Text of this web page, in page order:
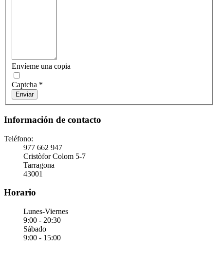
Envíeme una copia
Captcha *
Enviar
Información de contacto
Teléfono:
977 662 947
Cristòfor Colom 5-7
Tarragona
43001
Horario
Lunes-Viernes
9:00 - 20:30
Sábado
9:00 - 15:00